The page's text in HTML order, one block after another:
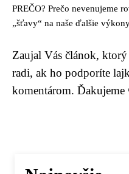
PREČO? Prečo nevenujeme
„šťavy“ na naše ďalšie
Zaujal Vás článok,
radi, ak ho podporíte
komentárom. Ďakujeme